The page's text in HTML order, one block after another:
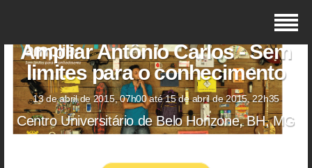
Ampliar Antônio Carlos - Sem
limites para o conhecimento
13 de abril de 2015, 07h00 até 15 de abril de 2015, 22h35
Centro Universitário de Belo Horizone, BH, MG